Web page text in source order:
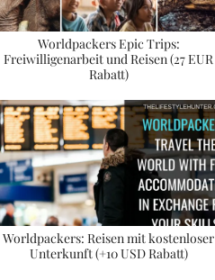
Worldpackers Epic Trips:
Freiwilligenarbeit und Reisen (27 EUR
Rabatt)
Worldpackers: Reisen mit kostenloser
Unterkunft (+10 USD Rabatt)